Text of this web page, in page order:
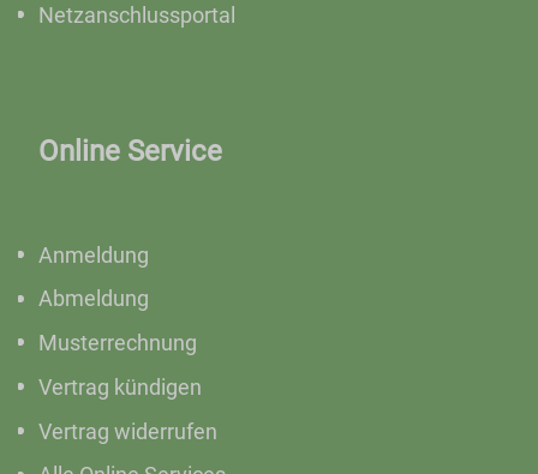
Netzanschlussportal
Online Service
Anmeldung
Abmeldung
Musterrechnung
Vertrag kündigen
Vertrag widerrufen